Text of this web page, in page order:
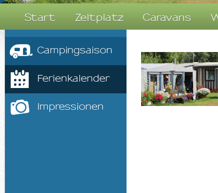
Start Zeltplatz Caravans
Campingsaison
Ferienkalender
Impressionen